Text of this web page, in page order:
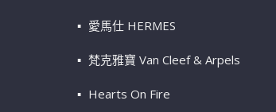
愛馬仕 HERMES
梵克雅寶 Van Cleef & Arpels
Hearts On Fire